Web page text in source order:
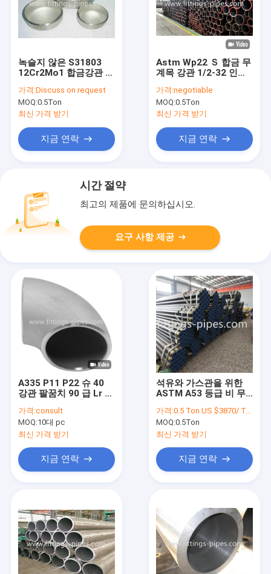
녹슬지 않은 S31803
12Cr2Mo1 합금강관 엔
가격:Discuss on request
MOQ:0.5Ton
최신 가격 받기
지금 연락
Astm Wp22 Ｓ 합금 무
계목 강관 1/2-32 인치
회전했습니다
가격:negotiable
MOQ:0.5Ton
최신 가격 받기
지금 연락
시간 절약
최고의 제품에 문의하십시오.
요구 사항 제공
A335 P11 P22 슈 40
강관 팔꿈치 90 급 Lr 이
가격:consult
MOQ:10대 pc
최신 가격 받기
지금 연락
석유와 가스관을 위한
ASTM A53 등급 비 무
가격:0.5 Ton US $3870/ Ton；>3 Tons US $2310/ Ton
MOQ:0.5Ton
최신 가격 받기
지금 연락